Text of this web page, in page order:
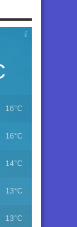
16°C
16°C
14°C
13°C
13°C